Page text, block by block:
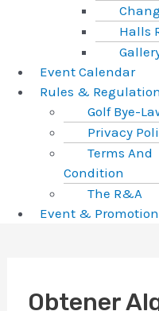
Halls
Event Calendar
Rules & Regulation
Golf Bye-
Privacy
Terms And
Condition
The R&A
Event & Promotion
Obtener